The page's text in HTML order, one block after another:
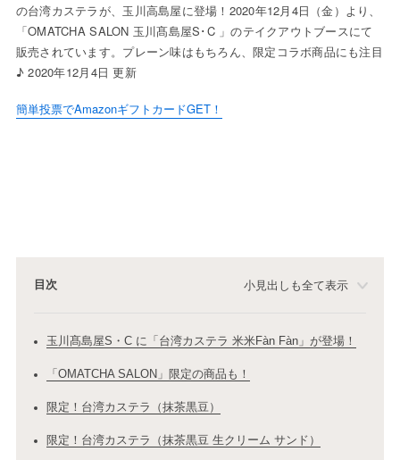
の台湾カステラが、玉川高島屋に登場！2020年12月4日（金）より、
「OMATCHA SALON 玉川髙島屋S･C 」のテイクアウトブースにて
販売されています。プレーン味はもちろん、限定コラボ商品にも注目
♪ 2020年12月4日 更新
簡単投票でAmazonギフトカードGET！
目次 小見出しも全て表示
玉川髙島屋S・C に「台湾カステラ 米米Fàn Fàn」が登場！
「OMATCHA SALON」限定の商品も！
限定！台湾カステラ（抹茶黒豆）
限定！台湾カステラ（抹茶黒豆 生クリーム サンド）